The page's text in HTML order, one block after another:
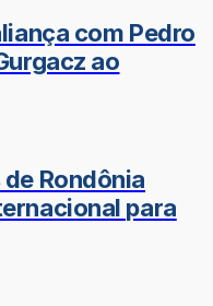
com Pedro
ao
Rondônia
para